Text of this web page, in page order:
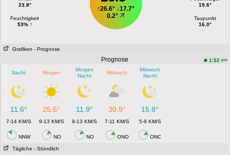
23.8°
Feuchtigkeit
53% ↑
↑26.6° ↓17.7°
0.2°
19.6°
Taupunkt
16.0°
Grafiken - Prognose
Prognose 1:52 pm
Nacht Morgen
Morgen
Nacht
Mittwoch
Mittwoch
Nacht
11.6° 25.5° 11.9° 30.9° 15.8°
7-14 KM/S 9-13 KM/S 9-13 KM/S 7-11 KM/S 5-9 KM/S
NNW NO NO ONO ONO
Tägliche - Stündlich